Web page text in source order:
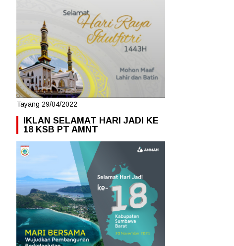
Tayang 29/04/2022
IKLAN SELAMAT HARI JADI KE
18 KSB PT AMNT